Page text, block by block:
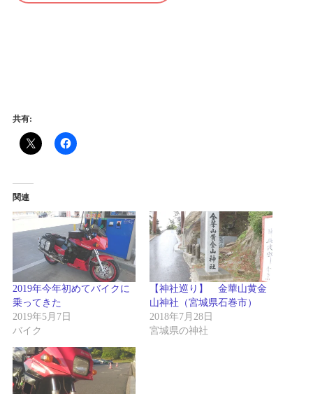
共有:
関連
2019年今年初めてバイクに
乗ってきた
2019年5月7日
バイク
【神社巡り】 金華山黄金
山神社（宮城県石巻市）
2018年7月28日
宮城県の神社